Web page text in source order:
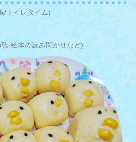
/トイレタイム)
·絵本の読み聞かせなど)